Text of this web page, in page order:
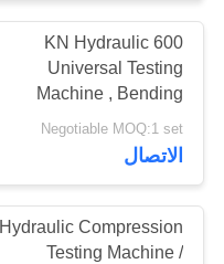
600 KN Hydraulic
Universal Testing
Machine , Bending
Tensile Compression
Tester，universal
material testing machine
Negotiable MOQ:1 set
الاتصال
Hydraulic Compression
Testing Machine /